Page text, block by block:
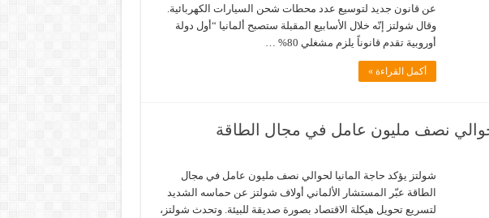
عن قانون جديد لتوسيع عدد محطات شحن السيارات الكهربائية.
وقال شولتز إنّه خلال الأسابيع المقبلة ستصبح ألمانيا “أول دولة
أوروبية تقدم قانوناً يلزم مشغلي 80% …
أكمل القراءة »
لحوالي نصف مليون عامل في مجال الطاقة
شولتز يؤكد حاجة المانيا لحوالي نصف مليون عامل في مجال
الطاقة عبّر المستشار الألماني أولاف شولتز عن حماسه الشديد
لتسريع تحويل هيكلة الاقتصاد بصورة صديقة للبيئة. وتحدث شولتز،